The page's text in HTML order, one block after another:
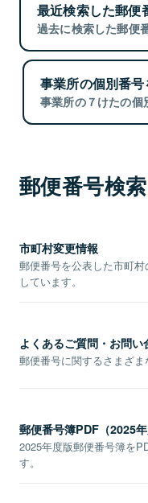
最近検索した郵便
過去に検索した郵便
事業所の個別番
事業所の７けたの個
郵便番号検
市町村変更情報
郵便番号を公表した市町
しています。
よくあるご質問・お問い
郵便番号に関するさまざま
郵便番号簿PDF（2025年
2025年度版郵便番号簿を
す。